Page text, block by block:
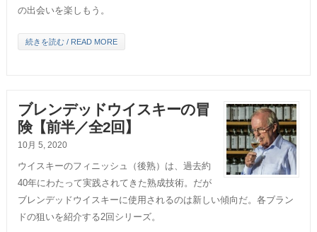
の出会いを楽しもう。
続きを読む / READ MORE
ブレンデッドウイスキーの冒
険【前半／全2回】
10月 5, 2020
ウイスキーのフィニッシュ（後熟）は、過去約
40年にわたって実践されてきた熟成技術。だが
ブレンデッドウイスキーに使用されるのは新しい傾向だ。各ブラン
ドの狙いを紹介する2回シリーズ。